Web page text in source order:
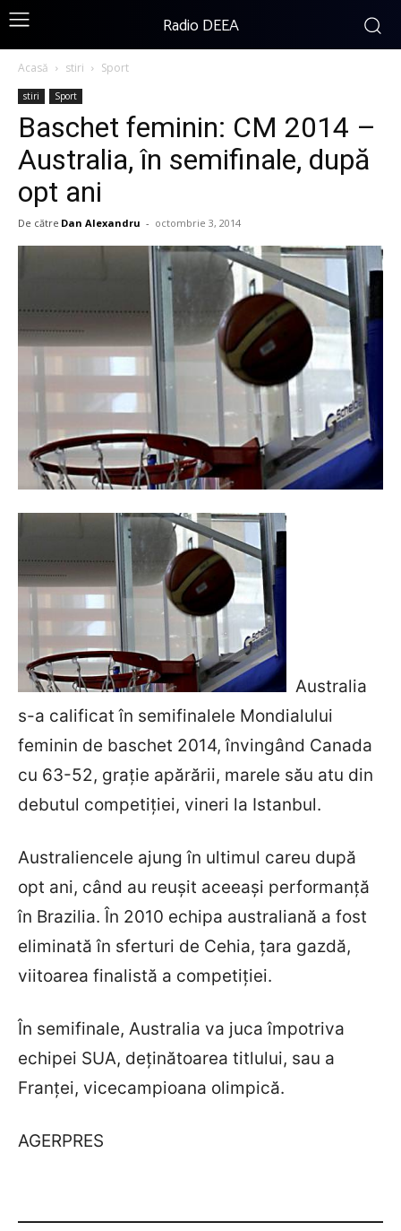
Radio DEEA
Acasă stiri Sport
stiri Sport
Baschet feminin: CM 2014 –
Australia, în semifinale, după
opt ani
De către Dan Alexandru - octombrie 3, 2014
Australia
s-a calificat în semifinalele Mondialului
feminin de baschet 2014, învingând Canada
cu 63-52, grație apărării, marele său atu din
debutul competiției, vineri la Istanbul.
Australiencele ajung în ultimul careu după
opt ani, când au reușit aceeași performanță
în Brazilia. În 2010 echipa australiană a fost
eliminată în sferturi de Cehia, țara gazdă,
viitoarea finalistă a competiției.
În semifinale, Australia va juca împotriva
echipei SUA, deținătoarea titlului, sau a
Franței, vicecampioana olimpică.
AGERPRES